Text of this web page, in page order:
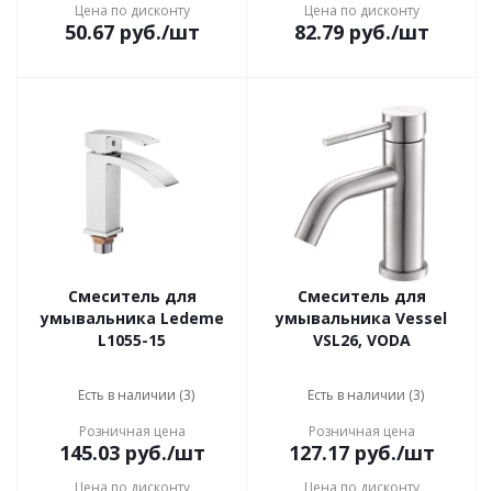
Цена по дисконту
50.67руб./шт
Цена по дисконту
82.79руб./шт
Смеситель для
умывальника Ledeme
L1055-15
Есть в наличии (3)
Розничная цена
145.03руб./шт
Цена по дисконту
Смеситель для
умывальника Vessel
VSL26, VODA
Есть в наличии (3)
Розничная цена
127.17руб./шт
Цена по дисконту